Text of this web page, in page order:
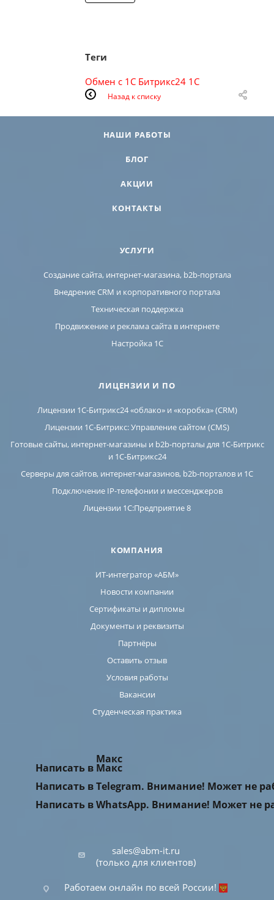
Теги
Обмен с 1С Битрикс24 1С
Назад к списку
НАШИ РАБОТЫ
БЛОГ
АКЦИИ
КОНТАКТЫ
УСЛУГИ
Создание сайта, интернет-магазина, b2b-портала
Внедрение CRM и корпоративного портала
Техническая поддержка
Продвижение и реклама сайта в интернете
Настройка 1С
ЛИЦЕНЗИИ И ПО
Лицензии 1С-Битрикс24 «облако» и «коробка» (CRM)
Лицензии 1С-Битрикс: Управление сайтом (CMS)
Готовые сайты, интернет-магазины и b2b-порталы для 1С-Битрикс
и 1С-Битрикс24
Серверы для сайтов, интернет-магазинов, b2b-порталов и 1С
Подключение IP-телефонии и мессенджеров
Лицензии 1C:Предприятие 8
КОМПАНИЯ
ИТ-интегратор «АБМ»
Новости компании
Сертификаты и дипломы
Документы и реквизиты
Партнёры
Оставить отзыв
Условия работы
Вакансии
Студенческая практика
Макс
Написать в Макс
Написать в Telegram. Внимание! Может не
Написать в WhatsApp. Внимание! Может не
sales@abm-it.ru
(только для клиентов)
Работаем онлайн по всей России!